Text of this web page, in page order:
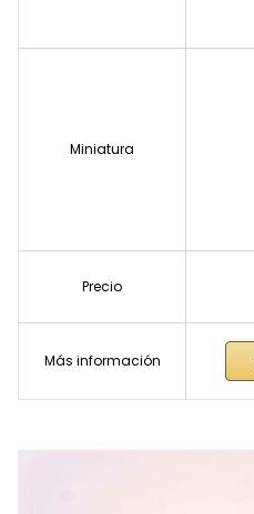
Miniatura
Precio
Más información